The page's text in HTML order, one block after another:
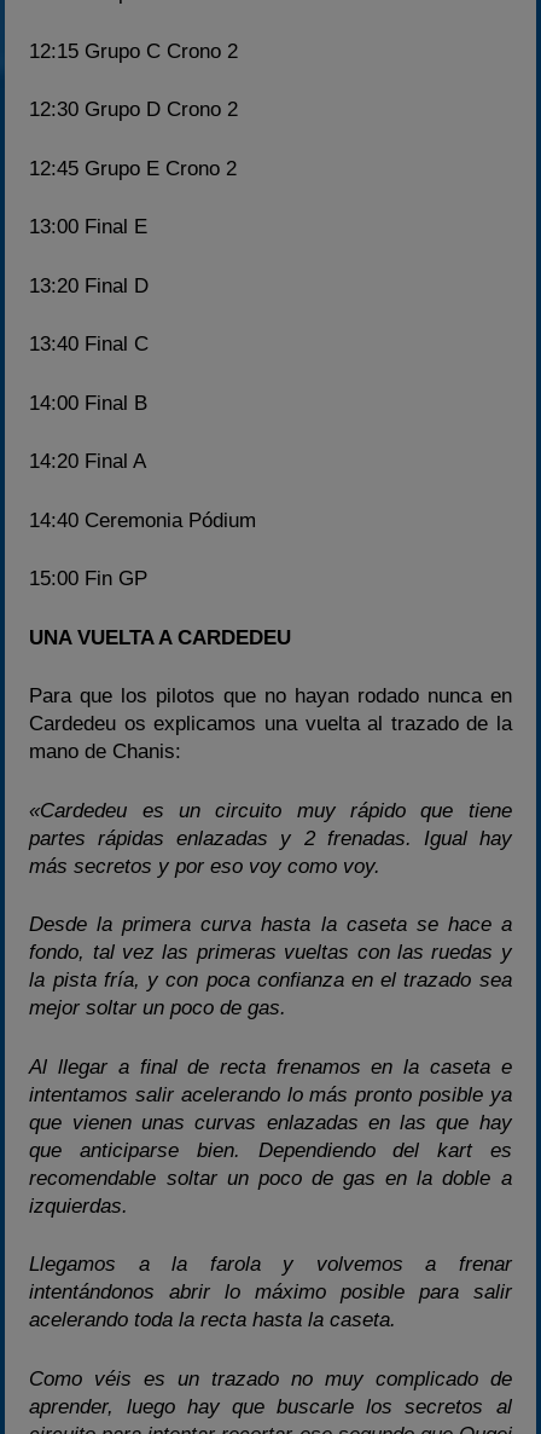
12:15 Grupo C Crono 2
12:30 Grupo D Crono 2
12:45 Grupo E Crono 2
13:00 Final E
13:20 Final D
13:40 Final C
14:00 Final B
14:20 Final A
14:40 Ceremonia Pódium
15:00 Fin GP
UNA VUELTA A CARDEDEU
Para que los pilotos que no hayan rodado nunca en
Cardedeu os explicamos una vuelta al trazado de la
mano de Chanis:
«Cardedeu es un circuito muy rápido que tiene
partes rápidas enlazadas y 2 frenadas. Igual hay
más secretos y por eso voy como voy.
Desde la primera curva hasta la caseta se hace a
fondo, tal vez las primeras vueltas con las ruedas y
la pista fría, y con poca confianza en el trazado sea
mejor soltar un poco de gas.
Al llegar a final de recta frenamos en la caseta e
intentamos salir acelerando lo más pronto posible ya
que vienen unas curvas enlazadas en las que hay
que anticiparse bien. Dependiendo del kart es
recomendable soltar un poco de gas en la doble a
izquierdas.
Llegamos a la farola y volvemos a frenar
intentándonos abrir lo máximo posible para salir
acelerando toda la recta hasta la caseta.
Como véis es un trazado no muy complicado de
aprender, luego hay que buscarle los secretos al